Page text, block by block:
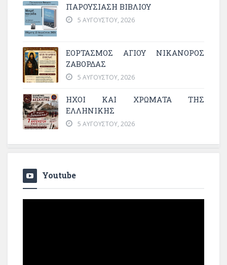
ΠΑΡΟΥΣΙΑΣΗ ΒΙΒΛΙΟΥ
5 ΑΥΓΟΎΣΤΟΥ, 2026
ΕΟΡΤΑΣΜΟΣ ΑΓΙΟΥ ΝΙΚΑΝΟΡΟΣ
ΖΑΒΟΡΔΑΣ
5 ΑΥΓΟΎΣΤΟΥ, 2026
ΗΧΟΙ ΚΑΙ ΧΡΩΜΑΤΑ ΤΗΣ
ΕΛΛΗΝΙΚΗΣ
5 ΑΥΓΟΎΣΤΟΥ, 2026
Youtube